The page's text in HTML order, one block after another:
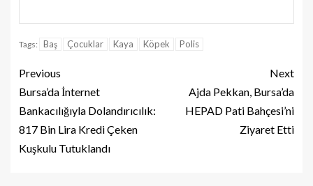
Tags: Baş Çocuklar Kaya Köpek Polis
Previous
Bursa’da İnternet
Bankacılığıyla Dolandırıcılık:
817 Bin Lira Kredi Çeken
Kuşkulu Tutuklandı
Next
Ajda Pekkan, Bursa’da
HEPAD Pati Bahçesi’ni
Ziyaret Etti